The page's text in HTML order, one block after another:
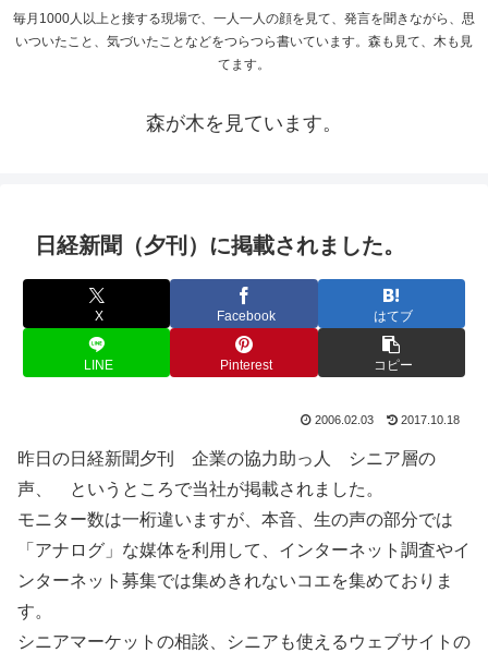
毎月1000人以上と接する現場で、一人一人の顔を見て、発言を聞きながら、思
いついたこと、気づいたことなどをつらつら書いています。森も見て、木も見
てます。
森が木を見ています。
日経新聞（夕刊）に掲載されました。
X Facebook はてブ
LINE Pinterest コピー
2006.02.03 2017.10.18
昨日の日経新聞夕刊 企業の協力助っ人 シニア層の
声、 というところで当社が掲載されました。
モニター数は一桁違いますが、本音、生の声の部分では
「アナログ」な媒体を利用して、インターネット調査やイ
ンターネット募集では集めきれないコエを集めておりま
す。
シニアマーケットの相談、シニアも使えるウェブサイトの